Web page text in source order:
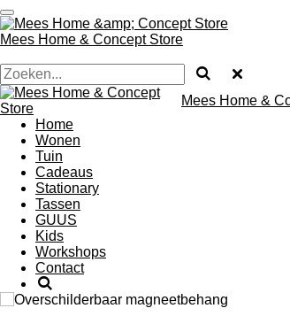
Ga
direct
naar
de
hoofdinhoud
Mees Home & Concept Store
Mees Home &
Home
Wonen
Tuin
Cadeaus
Stationary
Tassen
GUUS
Kids
Workshops
Contact